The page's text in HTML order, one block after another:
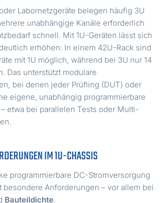
Labornetzgeräte belegen häufig 3U
unabhängige Kanäle erforderlich
schnell. Mit 1U-Geräten lässt sich
deutlich erhöhen: In einem 42U-Rack sind
mit 1U möglich, während bei 3U nur 14
Das unterstützt modulare
bei denen jeder Prüfling (DUT) oder
eigene, unabhängig programmierbare
etwa bei parallelen Tests oder Multi-
IM 1U-CHASSIS
programmierbare DC-Stromversorgung
besondere Anforderungen – vor allem bei
Bauteildichte.